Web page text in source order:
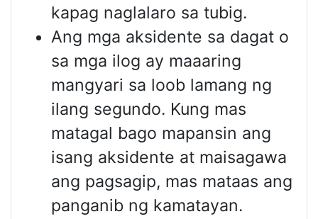
kapag naglalaro sa tubig.
Ang mga aksidente sa dagat o
sa mga ilog ay maaaring
mangyari sa loob lamang ng
ilang segundo. Kung mas
matagal bago mapansin ang
isang aksidente at maisagawa
ang pagsagip, mas mataas ang
panganib ng kamatayan.